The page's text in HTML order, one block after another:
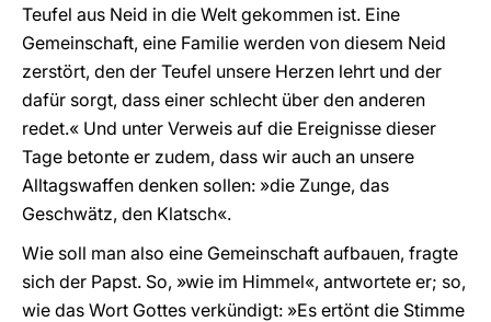
Teufel aus Neid in die Welt gekommen ist. Eine
Gemeinschaft, eine Familie werden von diesem Neid
zerstört, den der Teufel unsere Herzen lehrt und der
dafür sorgt, dass einer schlecht über den anderen
redet.« Und unter Verweis auf die Ereignisse dieser
Tage betonte er zudem, dass wir auch an unsere
Alltagswaffen denken sollen: »die Zunge, das
Geschwätz, den Klatsch«.
Wie soll man also eine Gemeinschaft aufbauen, fragte
sich der Papst. So, »wie im Himmel«, antwortete er; so,
wie das Wort Gottes verkündigt: »Es ertönt die Stimme